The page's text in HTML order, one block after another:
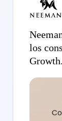
los
Growth.